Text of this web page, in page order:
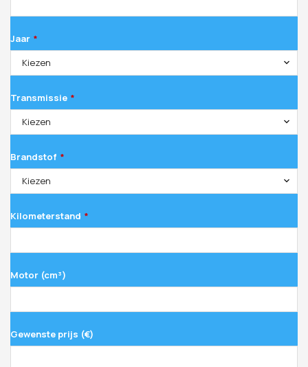
Jaar *
Kiezen
Transmissie *
Kiezen
Brandstof *
Kiezen
Kilometerstand *
Motor (cm³)
Gewenste prijs (€)